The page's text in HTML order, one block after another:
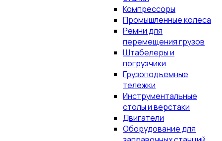
Компрессоры
Промышленные колеса
Ремни для
перемещения грузов
Штабелеры и
погрузчики
Грузоподъемные
тележки
Инструментальные
столы и верстаки
Двигатели
Оборудование для